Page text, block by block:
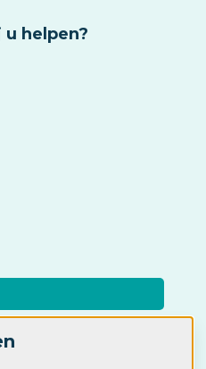
helpen?